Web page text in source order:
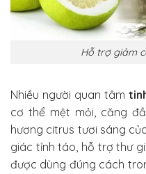
Hỗ trợ giảm
Nhiều người quan tâm
cơ thể mệt mỏi, căng
hương citrus tươi sáng
giác tỉnh táo, hỗ trợ thư
được dùng đúng cách